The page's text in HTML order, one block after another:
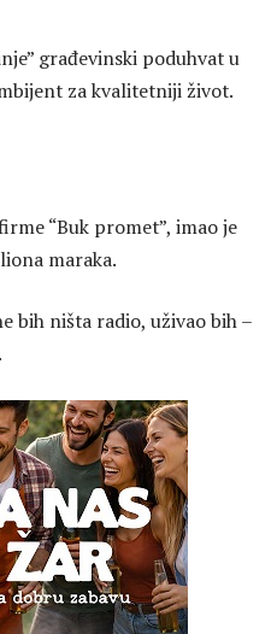
građevinski poduhvat u
za kvalitetniji život.
“Buk promet”, imao je
maraka.
bih ništa radio, uživao bih –